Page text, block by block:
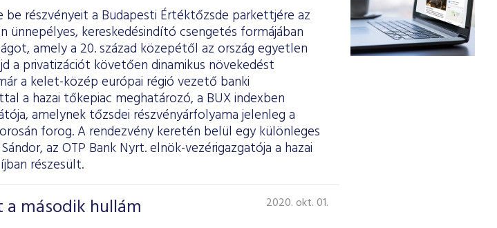
részvényeit a Budapesti Értéktőzsde parkettjére az
ünnepélyes, kereskedésindító csengetés formájában
amely a 20. század közepétől az ország egyetlen
a privatizációt követően dinamikus növekedést
a kelet-közép európai régió vezető banki
a hazai tőkepiac meghatározó, a BUX indexben
amelynek tőzsdei részvényárfolyama jelenleg a
forog. A rendezvény keretén belül egy különleges
az OTP Bank Nyrt. elnök-vezérigazgatója a hazai
részesült.
második hullám 2020. okt. 01.